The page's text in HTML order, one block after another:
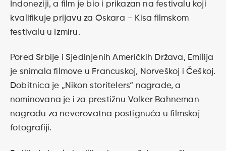
Indoneziji, a film je bio i prikazan na festivalu koji
kvalifikuje prijavu za Oskara – Kisa filmskom
festivalu u Izmiru.
Pored Srbije i Sjedinjenih Američkih Država, Emilija
je snimala filmove u Francuskoj, Norveškoj i Češkoj.
Dobitnica je „Nikon storitelers“ nagrade, a
nominovana je i za prestižnu Volker Bahneman
nagradu za neverovatna postignuća u filmskoj
fotografiji.